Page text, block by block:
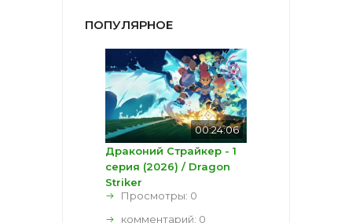
ПОПУЛЯРНОЕ
00:24:06
Драконий Страйкер - 1
серия (2026) / Dragon
Striker
Просмотры: 0
комментарий: 0